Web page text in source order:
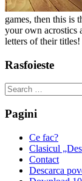
games, then this is
your own acrostics
letters of their titles!
Rasfoieste
Search
for:
Pagini
Ce fac?
Clasicul
Contact
Descarca